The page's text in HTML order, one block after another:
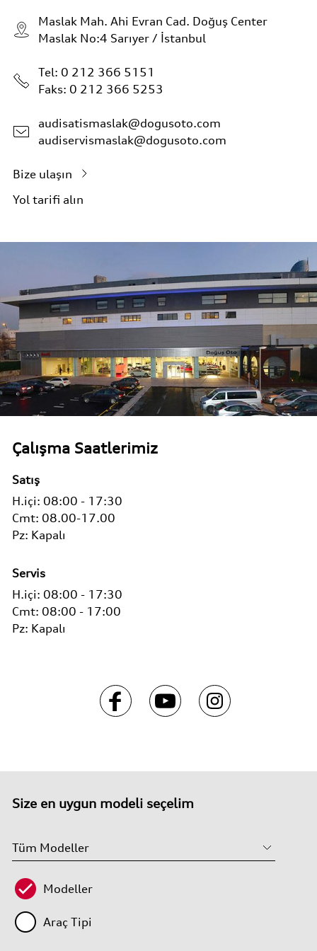
Maslak Mah. Ahi Evran Cad. Doğuş Center
Maslak No:4 Sarıyer / İstanbul
Tel: 0 212 366 5151
Faks: 0 212 366 5253
audisatismaslak@dogusoto.com
audiservismaslak@dogusoto.com
Bize ulaşın
Yol tarifi alın
Çalışma Saatlerimiz
Satış
H.içi: 08:00 - 17:30
Cmt: 08.00-17.00
Pz: Kapalı
Servis
H.içi: 08:00 - 17:30
Cmt: 08:00 - 17:00
Pz: Kapalı
Size en uygun modeli seçelim
Modeller
Araç Tipi